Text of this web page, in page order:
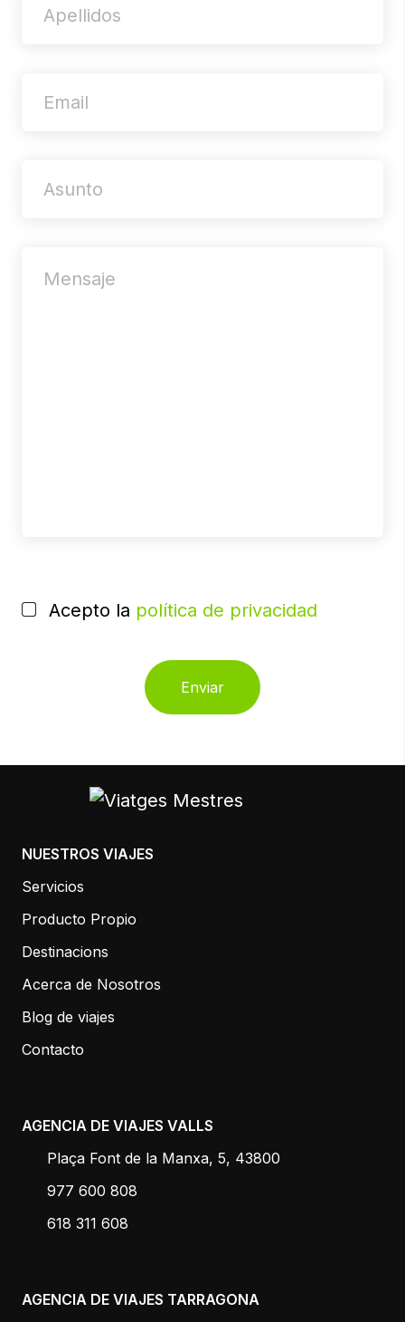
DEJAAcepto la política de privacidad
NUESTROS VIAJES
Servicios
Producto Propio
Destinacions
Acerca de Nosotros
Blog de viajes
Contacto
AGENCIA DE VIAJES VALLS
Plaça Font de la Manxa, 5, 43800
977 600 808
618 311 608
AGENCIA DE VIAJES TARRAGONA